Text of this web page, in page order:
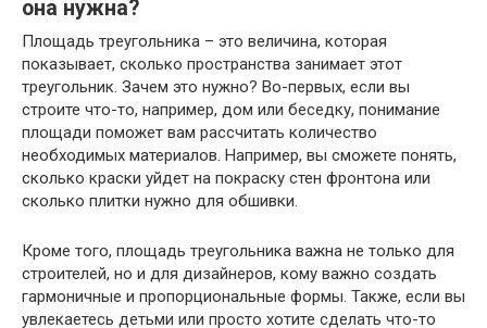
она нужна?
Площадь треугольника – это величина, которая
показывает, сколько пространства занимает этот
треугольник. Зачем это нужно? Во-первых, если вы
строите что-то, например, дом или беседку, понимание
площади поможет вам рассчитать количество
необходимых материалов. Например, вы сможете понять,
сколько краски уйдет на покраску стен фронтона или
сколько плитки нужно для обшивки.
Кроме того, площадь треугольника важна не только для
строителей, но и для дизайнеров, кому важно создать
гармоничные и пропорциональные формы. Также, если вы
увлекаетесь детьми или просто хотите сделать что-то